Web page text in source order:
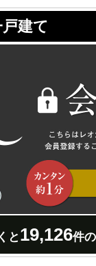
建て
と19,126件